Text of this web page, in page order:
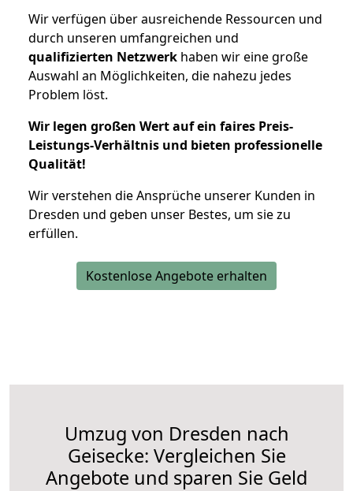
Wir verfügen über ausreichende Ressourcen und
durch unseren umfangreichen und
qualifizierten Netzwerk haben wir eine große
Auswahl an Möglichkeiten, die nahezu jedes
Problem löst.
Wir legen großen Wert auf ein faires Preis-
Leistungs-Verhältnis und bieten professionelle
Qualität!
Wir verstehen die Ansprüche unserer Kunden in
Dresden und geben unser Bestes, um sie zu
erfüllen.
Kostenlose Angebote erhalten
Umzug von Dresden nach
Geisecke: Vergleichen Sie
Angebote und sparen Sie Geld